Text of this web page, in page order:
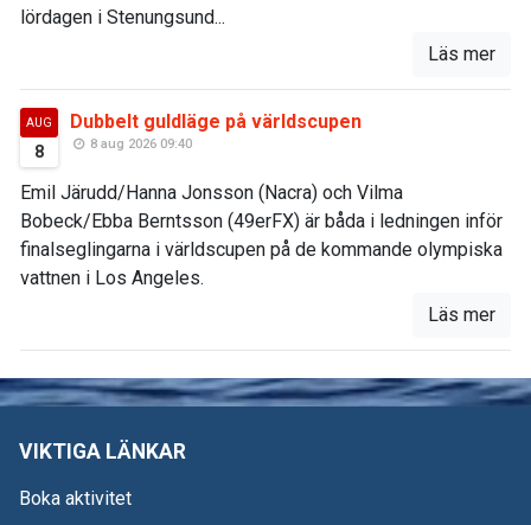
lördagen i Stenungsund...
Läs mer
AUG
8
Dubbelt guldläge på världscupen
8 aug 2026 09:40
Emil Järudd/Hanna Jonsson (Nacra) och Vilma
Bobeck/Ebba Berntsson (49erFX) är båda i ledningen inför
finalseglingarna i världscupen på de kommande olympiska
vattnen i Los Angeles.
Läs mer
VIKTIGA LÄNKAR
Boka aktivitet